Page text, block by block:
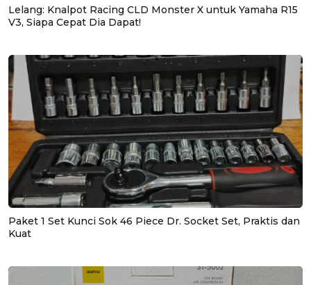
Lelang: Knalpot Racing CLD Monster X untuk Yamaha R15
V3, Siapa Cepat Dia Dapat!
Paket 1 Set Kunci Sok 46 Piece Dr. Socket Set, Praktis dan
Kuat